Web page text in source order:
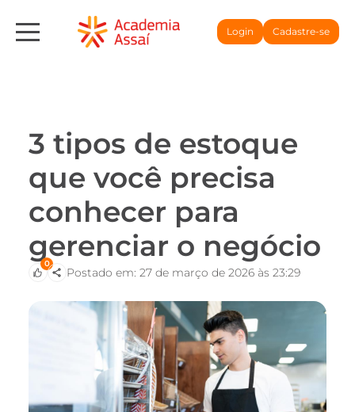
Login Cadastre-se
3 tipos de estoque
que você precisa
conhecer para
gerenciar o negócio
0
Postado em: 27 de março de 2026 às 23:29